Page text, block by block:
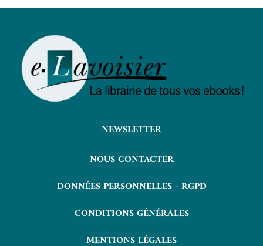
NEWSLETTER
NOUS CONTACTER
DONNÉES PERSONNELLES - RGPD
CONDITIONS GÉNÉRALES
MENTIONS LÉGALES